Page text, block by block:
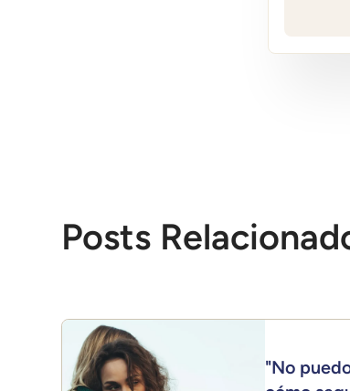
Posts
"No